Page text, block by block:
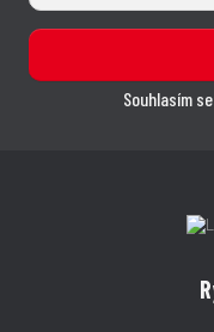
Souhlasím se